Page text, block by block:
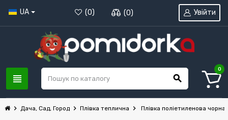
UA (0) (0)
view_headline search
Увійти
0
chevron_right Дача, Сад, Город chevron_right Плівка теплична chevron_right Плівка поліетиленова